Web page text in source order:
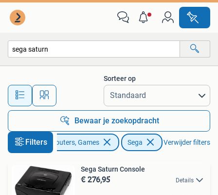
Alle afstanden…
Sorteer op
Bewaar je zoekopdracht
Filters
Spelcomputers, Games Sega Verwijder filters
Sega Saturn Console
€ 276,95 Details